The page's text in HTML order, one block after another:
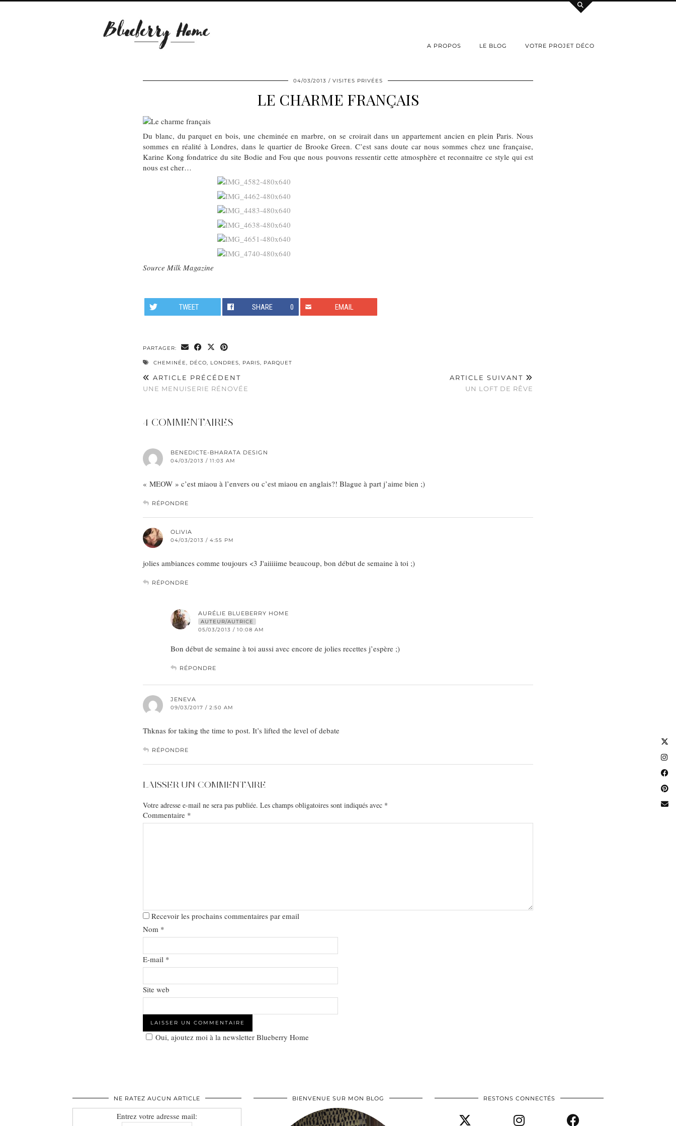
A PROPOS LE BLOG VOTRE PROJET DÉCO
04/03/2013 VISITES PRIVÉES
LE CHARME FRANÇAIS
Du blanc, du parquet en bois, une cheminée en marbre, on se croirait dans un appartement ancien en plein Paris. Nous
sommes en réalité à Londres, dans le quartier de Brooke Green. C’est sans doute car nous sommes chez une française,
Karine Kong fondatrice du site Bodie and Fou que nous pouvons ressentir cette atmosphère et reconnaitre ce style qui est
nous est cher…
Source Milk Magazine
TWEET SHARE 0 EMAIL
PARTAGER:
CHEMINÉE, DÉCO, LONDRES, PARIS, PARQUET
ARTICLE PRÉCÉDENT
UNE MENUISERIE RÉNOVÉE
ARTICLE SUIVANT
UN LOFT DE RÊVE
4 COMMENTAIRES
BENEDICTE-BHARATA DESIGN
04/03/2013 / 11:03 AM
« MEOW » c’est miaou à l’envers ou c’est miaou en anglais?! Blague à part j’aime bien ;)
RÉPONDRE
OLIVIA
04/03/2013 / 4:55 PM
jolies ambiances comme toujours <3 J'aiiiiime beaucoup, bon début de semaine à toi ;)
RÉPONDRE
AURÉLIE BLUEBERRY HOME
AUTEUR/AUTRICE
05/03/2013 / 10:08 AM
Bon début de semaine à toi aussi avec encore de jolies recettes j’espère ;)
RÉPONDRE
JENEVA
09/03/2017 / 2:50 AM
Thknas for taking the time to post. It’s lifted the level of debate
RÉPONDRE
LAISSER UN COMMENTAIRE
Votre adresse e-mail ne sera pas publiée. Les champs obligatoires sont indiqués avec *
Commentaire *
Recevoir les prochains commentaires par email
Nom *
E-mail *
Site web
Oui, ajoutez moi à la newsletter Blueberry Home
NE RATEZ AUCUN ARTICLE
Entrez votre adresse mail:
BIENVENUE SUR MON BLOG RESTONS CONNECTÉS